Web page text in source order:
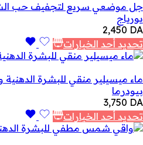
جل موضعي سريع لتجفيف حب
يورياج
2,450 DA
تحديد أحد الخيارات
ماء ميسيلير منقي للبشرة الدهنية
بيودرما
3,750 DA
تحديد أحد الخيارات